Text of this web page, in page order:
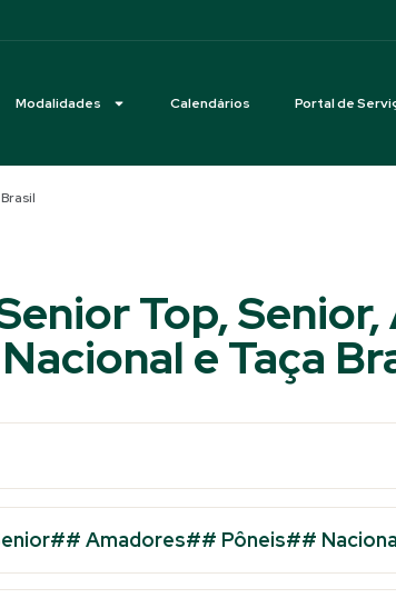
Modalidades Calendários Portal de
Top,
e Taça
Amadores## Pôneis##